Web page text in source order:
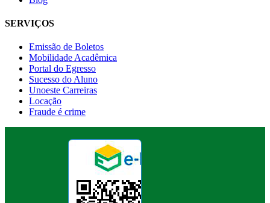
SERVIÇOS
Emissão de Boletos
Mobilidade Acadêmica
Portal do Egresso
Sucesso do Aluno
Unoeste Carreiras
Locação
Fraude é crime